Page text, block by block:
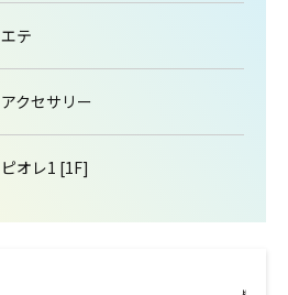
エテ
アクセサリー
ピオレ1 [1F]